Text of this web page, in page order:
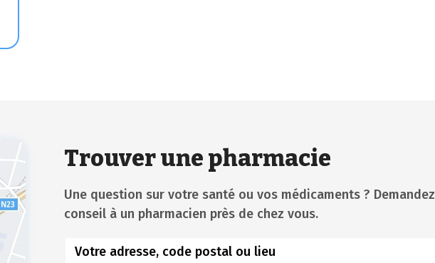
Trouver une pharmacie
Une question sur votre santé ou vos médicaments ? Demandez
conseil à un pharmacien près de chez vous.